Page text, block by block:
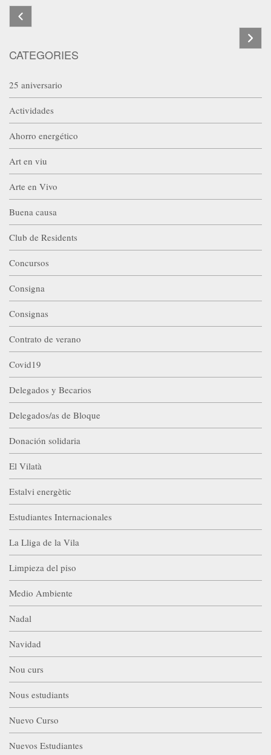
CATEGORIES
25 aniversario
Actividades
Ahorro energético
Art en viu
Arte en Vivo
Buena causa
Club de Residents
Concursos
Consigna
Consignas
Contrato de verano
Covid19
Delegados y Becarios
Delegados/as de Bloque
Donación solidaria
El Vilatà
Estalvi energètic
Estudiantes Internacionales
La Lliga de la Vila
Limpieza del piso
Medio Ambiente
Nadal
Navidad
Nou curs
Nous estudiants
Nuevo Curso
Nuevos Estudiantes